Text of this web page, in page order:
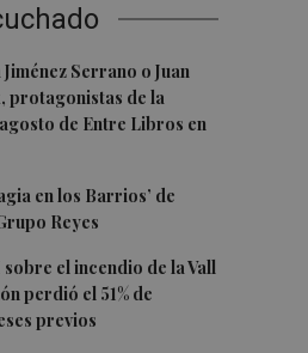
Serrano o Juan
protagonistas de la
de Entre Libros en
en los Barrios’ de
Reyes
el incendio de la Vall
perdió el 51% de
previos